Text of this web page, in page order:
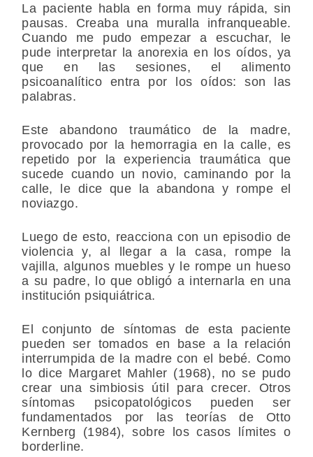
La paciente habla en forma muy rápida, sin
pausas. Creaba una muralla infranqueable.
Cuando me pudo empezar a escuchar, le
pude interpretar la anorexia en los oídos, ya
que en las sesiones, el alimento
psicoanalítico entra por los oídos: son las
palabras.
Este abandono traumático de la madre,
provocado por la hemorragia en la calle, es
repetido por la experiencia traumática que
sucede cuando un novio, caminando por la
calle, le dice que la abandona y rompe el
noviazgo.
Luego de esto, reacciona con un episodio de
violencia y, al llegar a la casa, rompe la
vajilla, algunos muebles y le rompe un hueso
a su padre, lo que obligó a internarla en una
institución psiquiátrica.
El conjunto de síntomas de esta paciente
pueden ser tomados en base a la relación
interrumpida de la madre con el bebé. Como
lo dice Margaret Mahler (1968), no se pudo
crear una simbiosis útil para crecer. Otros
síntomas psicopatológicos pueden ser
fundamentados por las teorías de Otto
Kernberg (1984), sobre los casos límites o
borderline.